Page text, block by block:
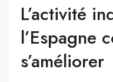
L’activité
l’Espagne
s’améliorer